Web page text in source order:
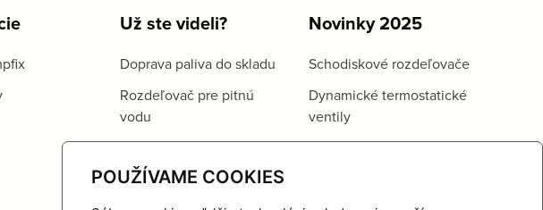
POUŽÍVAME COOKIES
Už ste videli?
Doprava paliva do skladu
Rozdeľovač pre pitnú
vodu
Novinky 2025
Schodiskové rozdeľovače
Dynamické termostatické
ventily